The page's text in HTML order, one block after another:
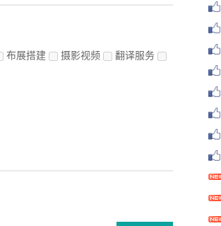
布展搭建 摄影视频
翻译服务